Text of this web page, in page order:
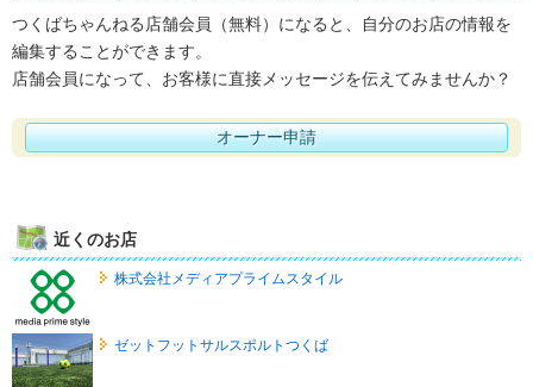
つくばちゃんねる店舗会員（無料）になると、自分のお店の情報を
編集することができます。
店舗会員になって、お客様に直接メッセージを伝えてみませんか？
オーナー申請
近くのお店
株式会社メディアプライムスタイル
ゼットフットサルスポルトつくば